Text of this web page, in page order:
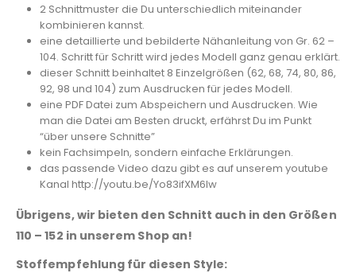
2 Schnittmuster die Du unterschiedlich miteinander
kombinieren kannst.
eine detaillierte und bebilderte Nähanleitung von Gr. 62 –
104. Schritt für Schritt wird jedes Modell ganz genau erklärt.
dieser Schnitt beinhaltet 8 Einzelgrößen (62, 68, 74, 80, 86,
92, 98 und 104) zum Ausdrucken für jedes Modell.
eine PDF Datei zum Abspeichern und Ausdrucken. Wie
man die Datei am Besten druckt, erfährst Du im Punkt
“über unsere Schnitte”
kein Fachsimpeln, sondern einfache Erklärungen.
das passende Video dazu gibt es auf unserem youtube
Kanal http://youtu.be/Yo83ifXM6lw
Übrigens, wir bieten den Schnitt auch in den Größen
110 – 152 in unserem Shop an!
Stoffempfehlung für diesen Style: